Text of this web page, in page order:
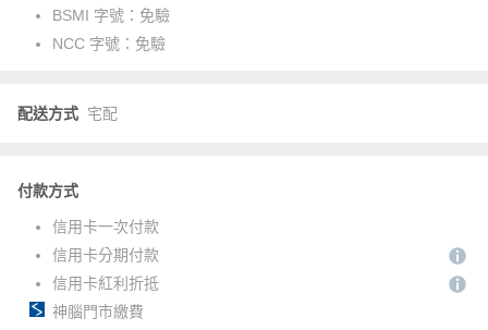
BSMI 字號： 免驗
NCC 字號： 免驗
配送方式 宅配
付款方式
信用卡一次付款
信用卡分期付款
信用卡紅利折抵
神腦門市繳費